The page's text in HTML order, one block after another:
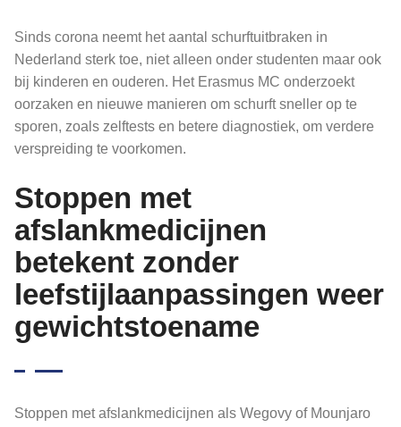
Sinds corona neemt het aantal schurftuitbraken in
Nederland sterk toe, niet alleen onder studenten maar ook
bij kinderen en ouderen. Het Erasmus MC onderzoekt
oorzaken en nieuwe manieren om schurft sneller op te
sporen, zoals zelftests en betere diagnostiek, om verdere
verspreiding te voorkomen.
Stoppen met
afslankmedicijnen
betekent zonder
leefstijlaanpassingen weer
gewichtstoename
Stoppen met afslankmedicijnen als Wegovy of Mounjaro